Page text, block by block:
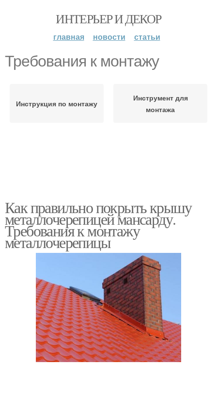
ИНТЕРЬЕР И ДЕКОР
главная новости статьи
Требования к монтажу
Инструкция по монтажу
Инструмент для
монтажа
Как правильно покрыть крышу
металлочерепицей мансарду.
Требования к монтажу
металлочерепицы